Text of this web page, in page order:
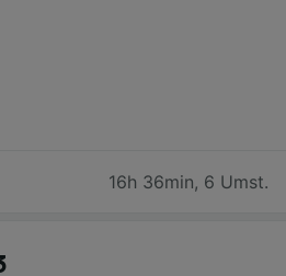
16h 36min, 6 Umst.